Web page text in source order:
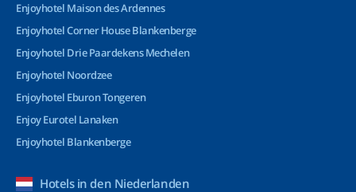
Enjoyhotel Maison des Ardennes
Enjoyhotel Corner House Blankenberge
Enjoyhotel Drie Paardekens Mechelen
Enjoyhotel Noordzee
Enjoyhotel Eburon Tongeren
Enjoy Eurotel Lanaken
Enjoyhotel Blankenberge
Hotels in den Niederlanden